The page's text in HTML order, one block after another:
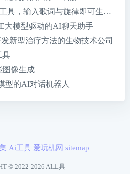
具，输入歌词与旋律即可生成宛
大模型驱动的AI聊天助手
发新型治疗方法的生物技术公司
具
图像生成
型的AI对话机器人
Ai工具 爱玩机网 sitemap
© 2022-2026AI工具